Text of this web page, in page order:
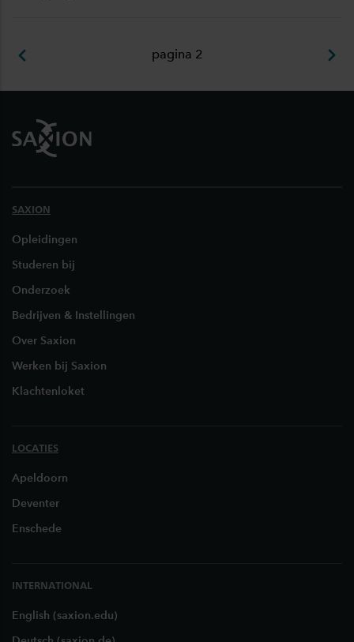
pagina 2
SAXION
Opleidingen
Studeren bij
Onderzoek
Bedrijven & Instellingen
Over Saxion
Werken bij Saxion
Klachtenloket
LOCATIES
Apeldoorn
Deventer
Enschede
INTERNATIONAL
English (saxion.edu)